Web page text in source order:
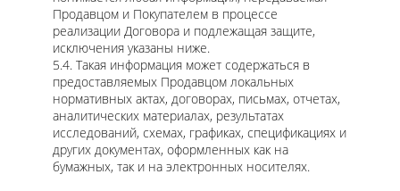
Продавцом и Покупателем в процессе
реализации Договора и подлежащая защите,
исключения указаны ниже.
5.4. Такая информация может содержаться в
предоставляемых Продавцом локальных
нормативных актах, договорах, письмах, отчетах,
аналитических материалах, результатах
исследований, схемах, графиках, спецификациях и
других документах, оформленных как на
бумажных, так и на электронных носителях.